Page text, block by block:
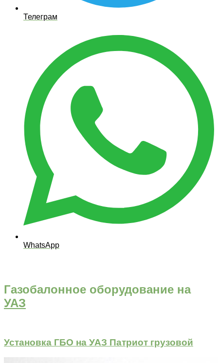
Телеграм
WhatsApp
Газобалонное оборудование на
УАЗ
Установка ГБО на УАЗ Патриот грузовой